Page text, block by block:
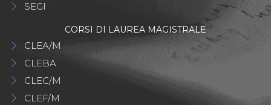
SEGI
CORSI DI LAUREA MAGISTRALE
CLEA/M
CLEBA
CLEC/M
CLEF/M